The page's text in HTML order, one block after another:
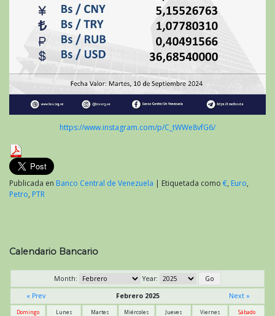
https://www.instagram.com/p/C_tWWe8vfG6/
Publicada en Banco Central de Venezuela | Etiquetada como €, Euro,
Petro, PTR
Calendario Bancario
Month:
Year:
« Prev
Febrero 2025 Next »
Domingo Lunes Martes Miércoles Jueves Viernes Sábado